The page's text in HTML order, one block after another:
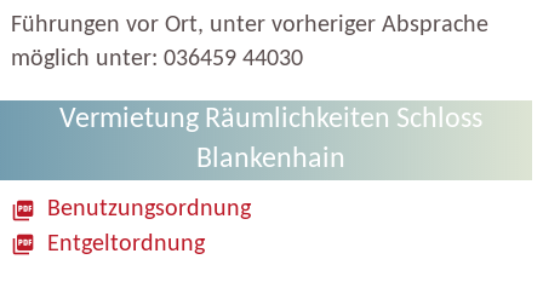
Führungen vor Ort, unter vorheriger Absprache
möglich unter: 036459 44030
Vermietung Räumlichkeiten Schloss
Blankenhain
Benutzungsordnung
Entgeltordnung